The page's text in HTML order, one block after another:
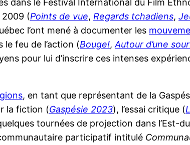
dans le Festival International du Film
2009 (Points de vue, Regards tchadiens,
l’ont mené à documenter les
feu de l’action (Bouge!, Autour d’une
pour lui d’inscrire ces intenses
, en tant que représentant de la
la fiction (Gaspésie 2023), l’essai critique (
tournées de projection dans l’Est-
participatif intitulé